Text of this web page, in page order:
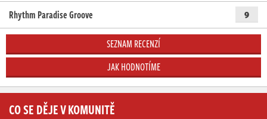
Rhythm Paradise Groove 9
SEZNAM RECENZÍ
JAK HODNOTÍME
CO SE DĚJE V KOMUNITĚ